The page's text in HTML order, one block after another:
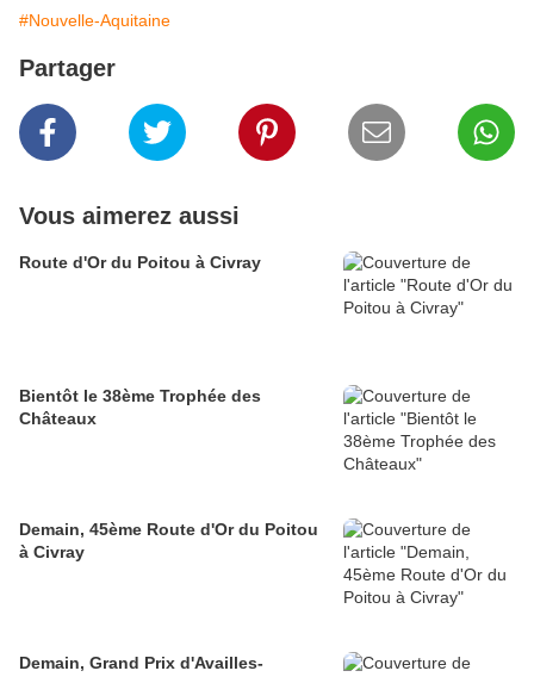
#Nouvelle-Aquitaine
Partager
Vous aimerez aussi
Route d'Or du Poitou à Civray
Bientôt le 38ème Trophée des
Châteaux
Demain, 45ème Route d'Or du Poitou
à Civray
Demain, Grand Prix d'Availles-